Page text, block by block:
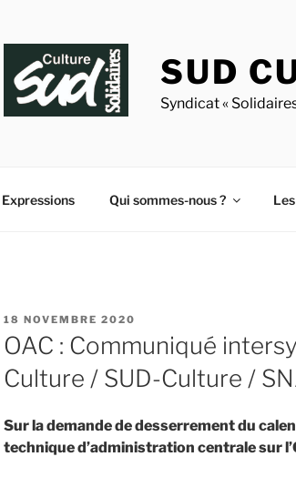
SUD
Syndicat «
Expressions Qui sommes-nous ?
PUBLIÉ
LE
18 NOVEMBRE 2020
OAC : Communiqué
Culture / SUD-Culture /
Sur la demande de desserrement du
technique d’administration centrale sur